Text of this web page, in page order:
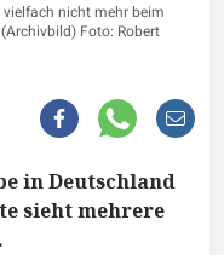
nicht mehr beim
Foto: Robert
in Deutschland
sieht mehrere